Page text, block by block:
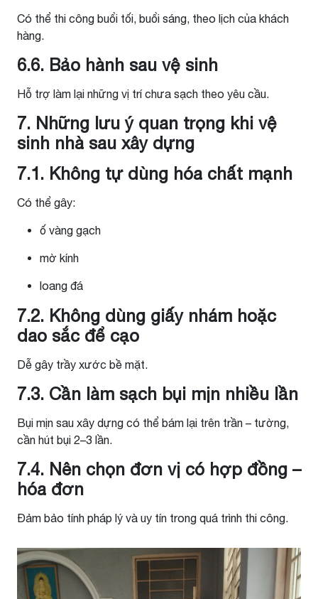
Có thể thi công buổi tối, buổi sáng, theo lịch của khách
hàng.
6.6. Bảo hành sau vệ sinh
Hỗ trợ làm lại những vị trí chưa sạch theo yêu cầu.
7. Những lưu ý quan trọng khi vệ
sinh nhà sau xây dựng
7.1. Không tự dùng hóa chất mạnh
Có thể gây:
ố vàng gạch
mờ kính
loang đá
7.2. Không dùng giấy nhám hoặc
dao sắc để cạo
Dễ gây trầy xước bề mặt.
7.3. Cần làm sạch bụi mịn nhiều lần
Bụi mịn sau xây dựng có thể bám lại trên trần – tường,
cần hút bụi 2–3 lần.
7.4. Nên chọn đơn vị có hợp đồng –
hóa đơn
Đảm bảo tính pháp lý và uy tín trong quá trình thi công.